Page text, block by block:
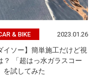
& BIKE 2023.01.26
イソー】簡単施工だけど視
？ 「超はっ水ガラスコー
を試してみた